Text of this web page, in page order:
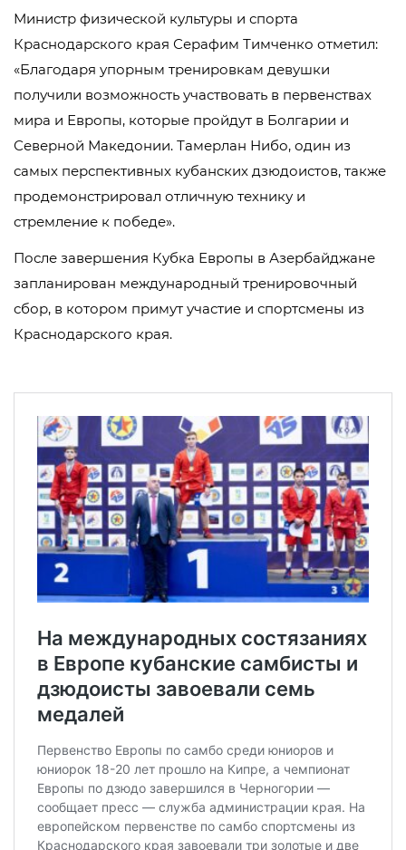
Министр физической культуры и спорта
Краснодарского края Серафим Тимченко отметил:
«Благодаря упорным тренировкам девушки
получили возможность участвовать в первенствах
мира и Европы, которые пройдут в Болгарии и
Северной Македонии. Тамерлан Нибо, один из
самых перспективных кубанских дзюдоистов, также
продемонстрировал отличную технику и
стремление к победе».
После завершения Кубка Европы в Азербайджане
запланирован международный тренировочный
сбор, в котором примут участие и спортсмены из
Краснодарского края.